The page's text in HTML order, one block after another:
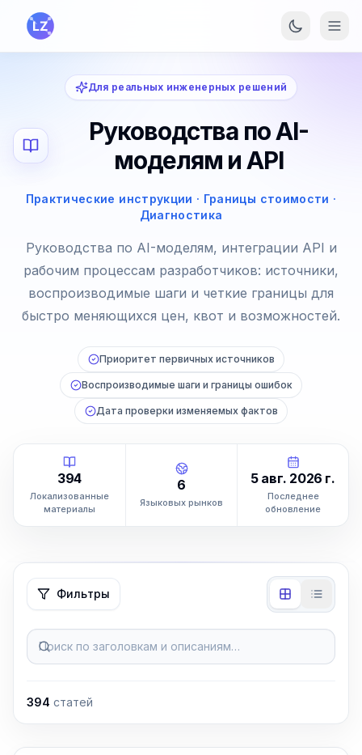
Перейти к основному содержанию
Для реальных инженерных решений
Руководства по AI-
моделям и API
Практические инструкции · Границы стоимости ·
Диагностика
Руководства по AI-моделям, интеграции API и
рабочим процессам разработчиков: источники,
воспроизводимые шаги и четкие границы для
быстро меняющихся цен, квот и возможностей.
Приоритет первичных источников
Воспроизводимые шаги и границы ошибок
Дата проверки изменяемых фактов
394
Локализованные
материалы
6
Языковых рынков
5 авг. 2026 г.
Последнее
обновление
Фильтры
Поиск по заголовкам и описаниям…
394 статей